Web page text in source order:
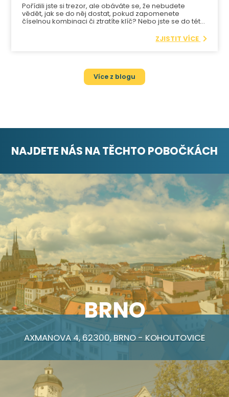
Pořídili jste si trezor, ale obáváte se, že nebudete
vědět, jak se do něj dostat, pokud zapomenete
číselnou kombinaci či ztratíte klíč? Nebo jste se do této
ZJISTIT VÍCE
Více z blogu
NAJDETE NÁS NA TĚCHTO POBOČKÁCH
BRNO
AXMANOVA 4, 62300, BRNO - KOHOUTOVICE